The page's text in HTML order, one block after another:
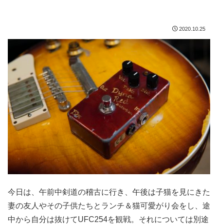
2020.10.25
今日は、午前中剣道の稽古に行き、午後は子猫を見にきた
妻の友人やその子供たちとランチ＆猫可愛がり会をし、途
中から自分は抜けてUFC254を観戦。それについては別途